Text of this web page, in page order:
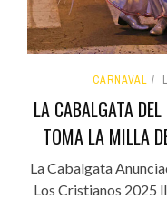
CARNAVAL
LA CABALGATA
TOMA LA MILLA
La Cabalgata
Los Cristianos 2025